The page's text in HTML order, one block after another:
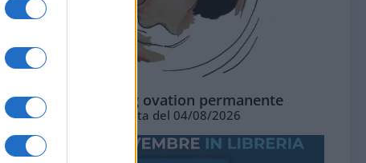
La standing ovation permanente
Vignetta del 04/08/2026